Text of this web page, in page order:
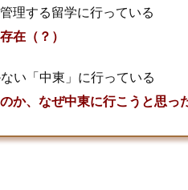
理する留学に行っている
在（？）
い「中東」に行っている
か、なぜ中東に行こうと思っ